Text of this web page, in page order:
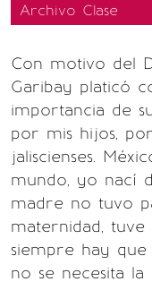
Archivo Clase
Con motivo del
Garibay platicó
importancia de
por mis hijos,
jaliscienses.
mundo, yo nací
madre no tuvo
maternidad,
siempre hay
no se necesita la